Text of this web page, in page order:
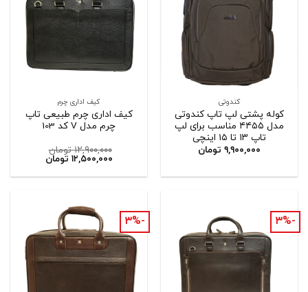
کندوتی
کوله پشتی لپ تاپ کندوتی
مدل ۴۴۵۵ مناسب برای لپ
تاپ ۱۳ تا ۱۵ اینچی
۹,۹۰۰,۰۰۰ تومان
کیف اداری چرم
کیف اداری چرم طبیعی تاپ
چرم مدل V کد 103
۱۲,۹۰۰,۰۰۰ تومان
۱۲,۵۰۰,۰۰۰ تومان
-۳% -۳%